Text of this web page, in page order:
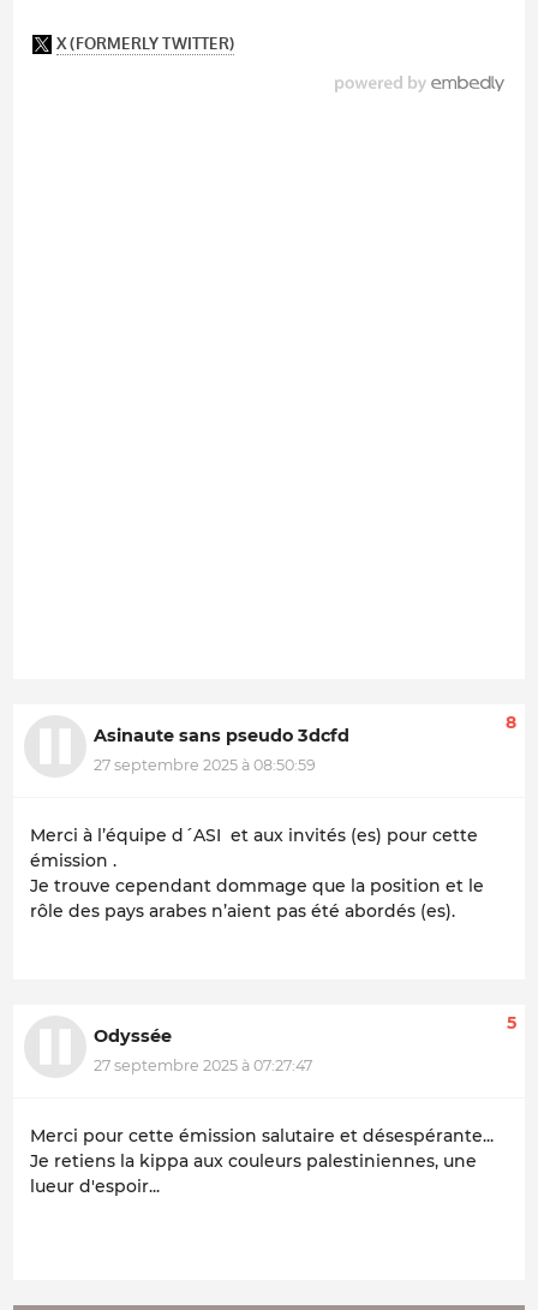
Asinaute sans pseudo 3dcfd
27 septembre 2025 à 08:50:59
8
Merci à l’équipe d´ASI et aux invités (es) pour cette
émission .
Je trouve cependant dommage que la position et le
rôle des pays arabes n’aient pas été abordés (es).
Odyssée
27 septembre 2025 à 07:27:47
5
Merci pour cette émission salutaire et désespérante...
Je retiens la kippa aux couleurs palestiniennes, une
lueur d'espoir...